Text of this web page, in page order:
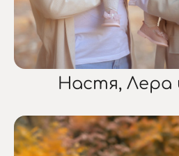
Настя, Лера